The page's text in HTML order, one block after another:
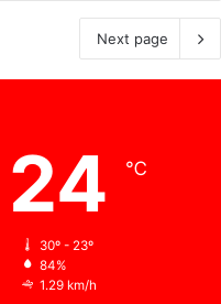
Next page
24 ℃
30º - 23º
84%
1.29 km/h